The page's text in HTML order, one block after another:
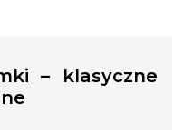
– klasyczne